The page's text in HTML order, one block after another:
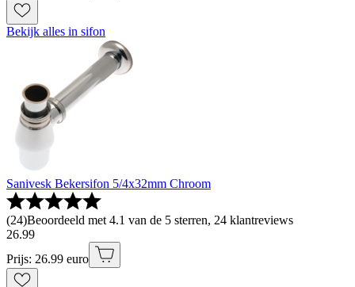
Bekijk alles in sifon
Sanivesk Bekersifon 5/4x32mm Chroom
(24)Beoordeeld met 4.1 van de 5 sterren, 24 klantreviews
26.99
Prijs: 26.99 euro